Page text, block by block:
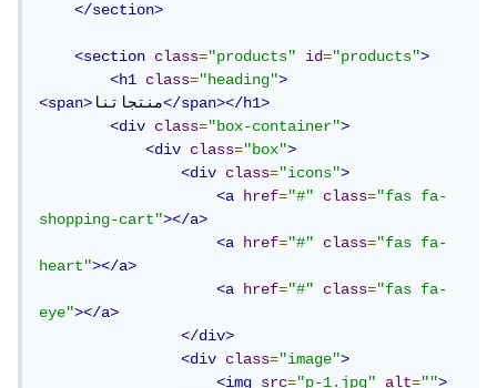
</section>
<section class="products" id="products">
<h1
class="heading">
<span> منتجاتنا</span></h1>
<div
class="box-container">
<div
class="box">
<div
class="icons">
<a
href="#" class="fas fa-
shopping-cart"></a>
<a
href="#" class="fas fa-
heart"></a>
<a
href="#" class="fas fa-
eye"></a>
</div>
<div
class="image">
<img
src="p-1.jpg" alt="">